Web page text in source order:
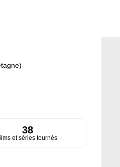
38
et séries tournés